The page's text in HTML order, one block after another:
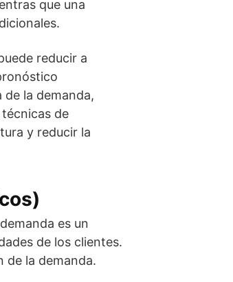
que una
reducir a
de la demanda,
de
y reducir la
es un
de los clientes.
de la demanda.